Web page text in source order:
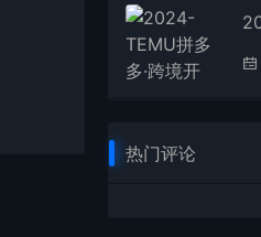
热门评论